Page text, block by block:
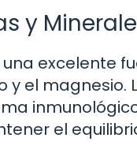
y
excelente
y el magnesio.
el